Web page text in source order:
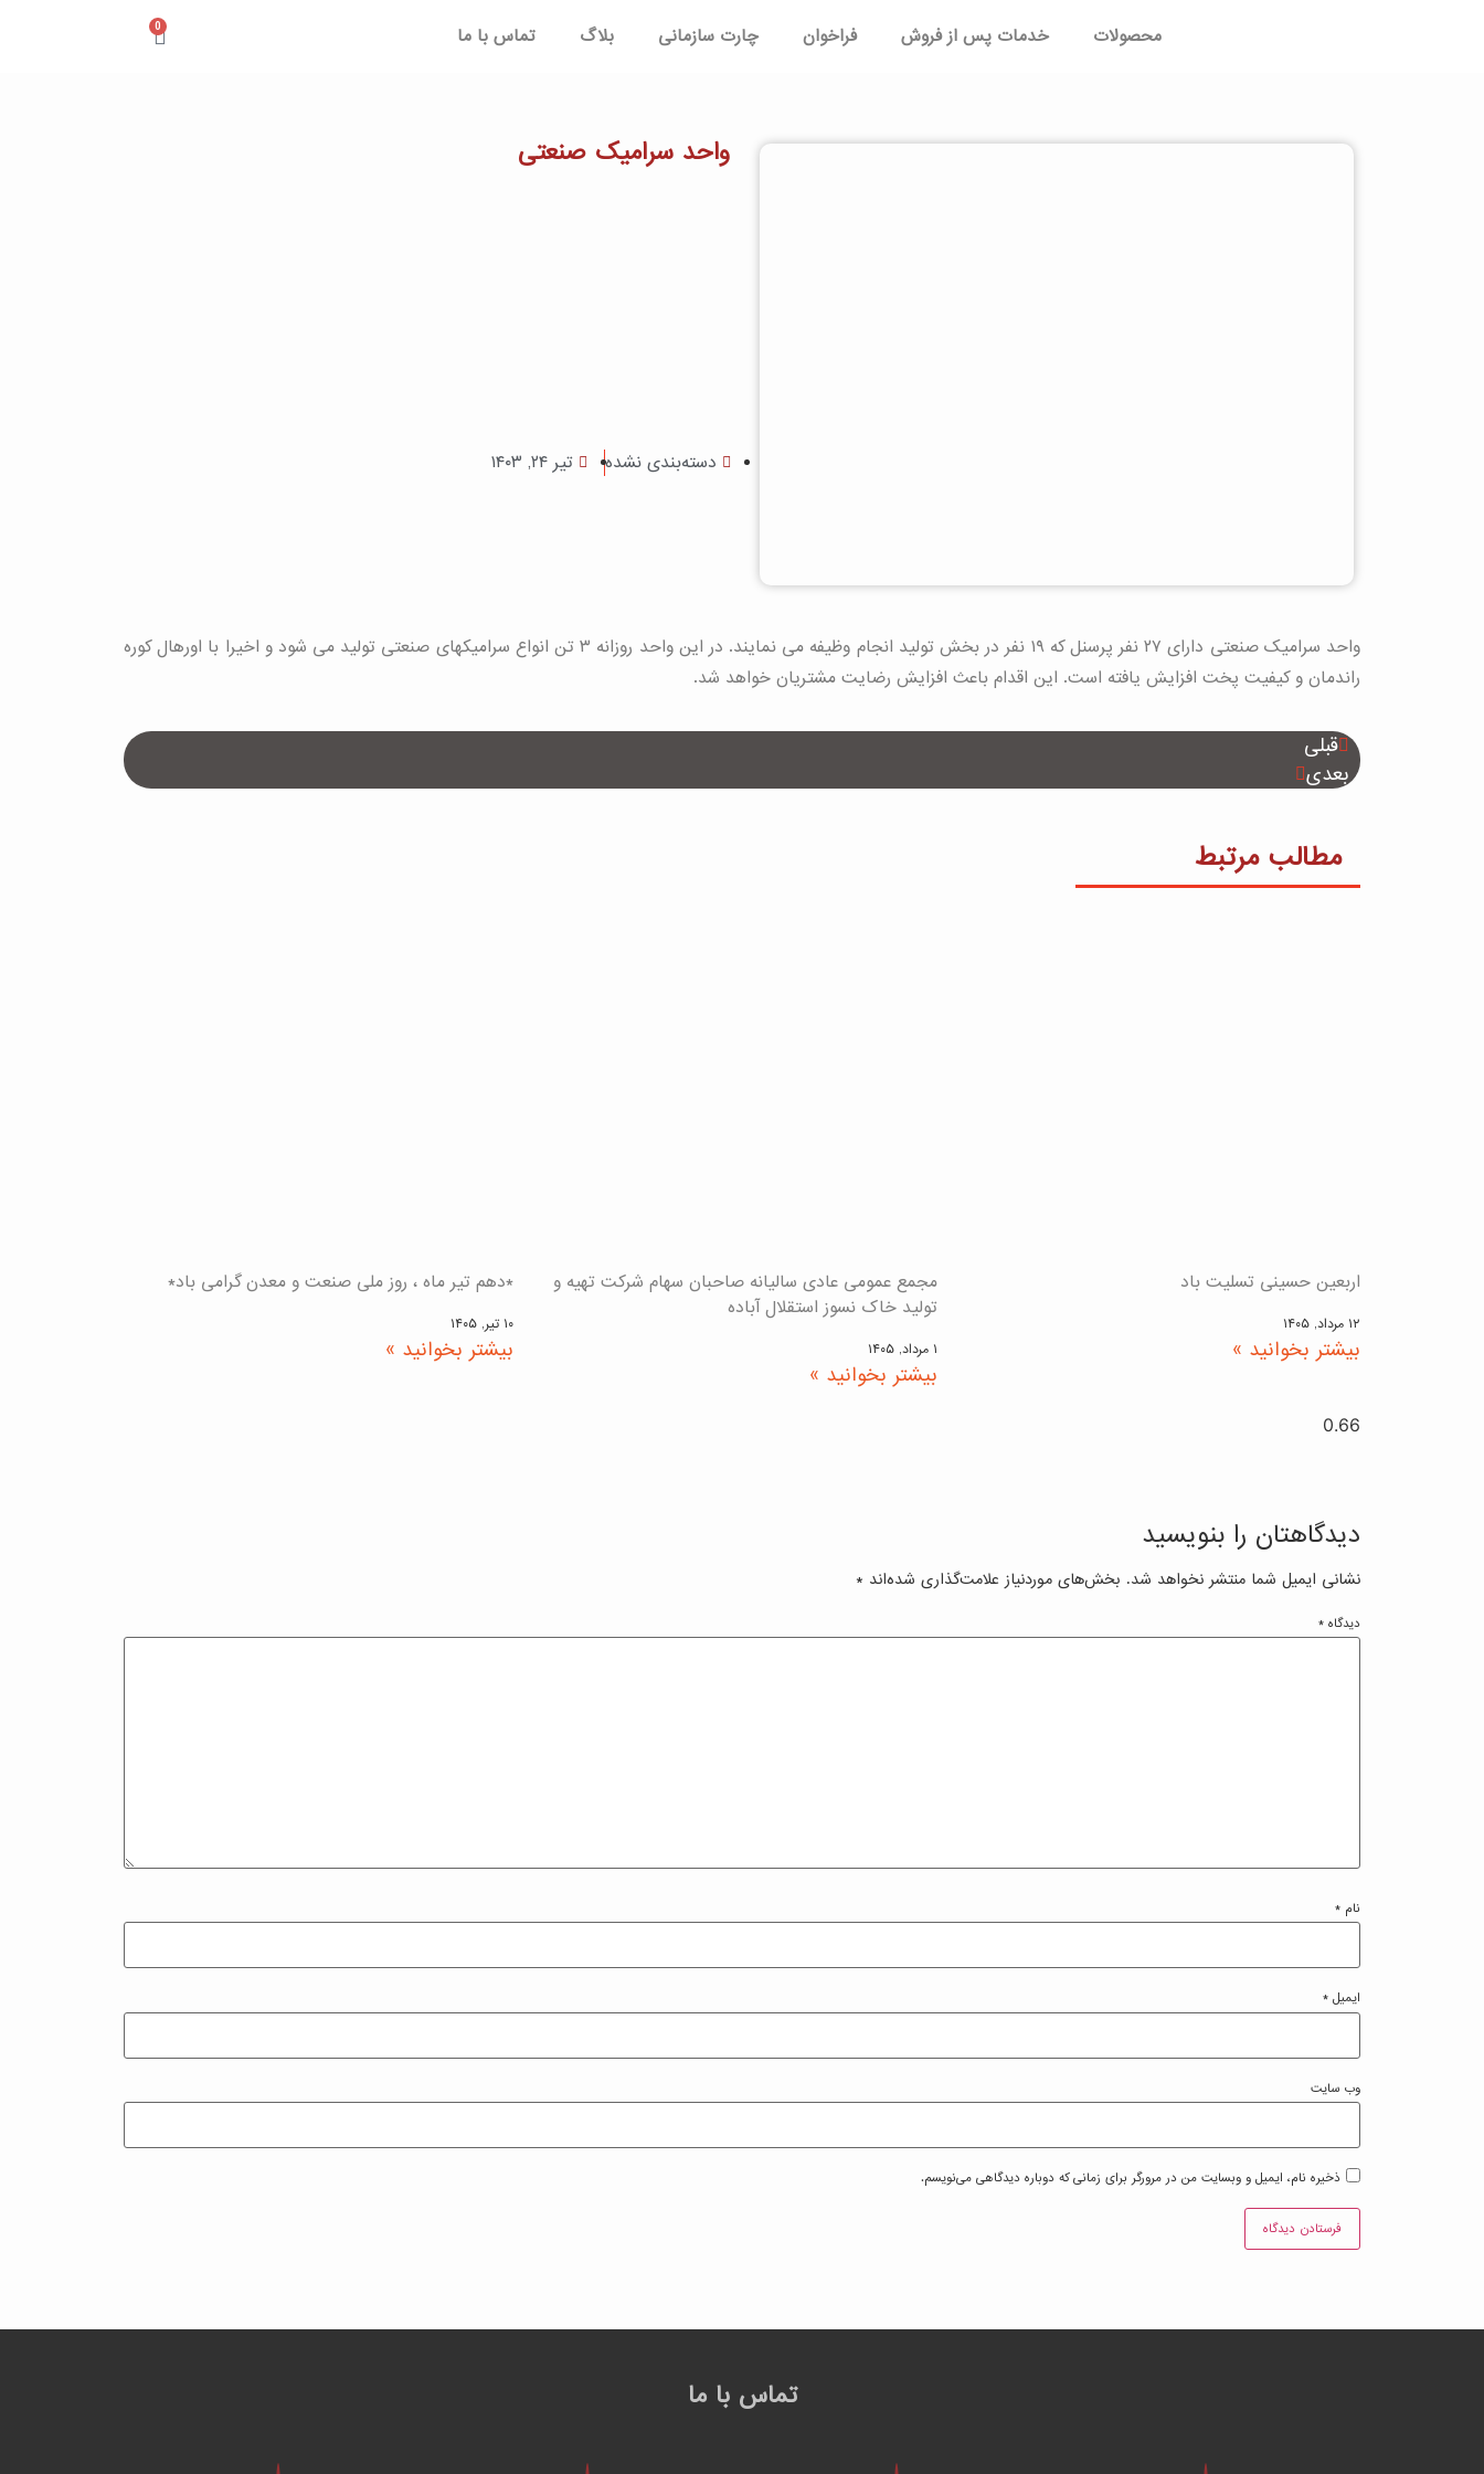
محصولات خدمات پس از فروش فراخوان چارت سازمانی بلاگ تماس با ما 0
واحد سرامیک صنعتی
دسته‌بندی نشده تیر ۲۴, ۱۴۰۳
واحد سرامیک صنعتی دارای ۲۷ نفر پرسنل که ۱۹ نفر در بخش تولید انجام وظیفه می نمایند. در این واحد روزانه ۳ تن انواع سرامیکهای صنعتی تولید می شود و اخیرا با اورهال کوره
راندمان و کیفیت پخت افزایش یافته است. این اقدام باعث افزایش رضایت مشتریان خواهد شد.
قبلی
بعدی
مطالب مرتبط
اربعین حسینی تسلیت باد
۱۲ مرداد, ۱۴۰۵
بیشتر بخوانید »
مجمع عمومی عادی سالیانه صاحبان سهام شرکت تهیه و
تولید خاک نسوز استقلال آباده
۱ مرداد, ۱۴۰۵
بیشتر بخوانید »
*دهم تیر ماه ، روز ملی صنعت و معدن گرامی باد*
۱۰ تیر, ۱۴۰۵
بیشتر بخوانید »
دیدگاهتان را بنویسید
نشانی ایمیل شما منتشر نخواهد شد. بخش‌های موردنیاز علامت‌گذاری شده‌اند *
دیدگاه *
نام *
ایمیل *
وب‌ سایت
ذخیره نام، ایمیل و وبسایت من در مرورگر برای زمانی که دوباره دیدگاهی می‌نویسم.
تماس با ما